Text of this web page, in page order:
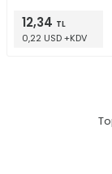
12,34 TL
0,22 USD +KDV